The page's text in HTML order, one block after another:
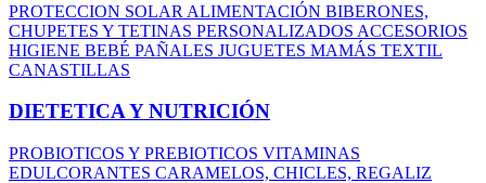
PROTECCION SOLAR ALIMENTACIÓN BIBERONES,
CHUPETES Y TETINAS PERSONALIZADOS ACCESORIOS
HIGIENE BEBÉ PAÑALES JUGUETES MAMÁS TEXTIL
CANASTILLAS
DIETETICA Y NUTRICIÓN
PROBIOTICOS Y PREBIOTICOS VITAMINAS
EDULCORANTES CARAMELOS, CHICLES, REGALIZ